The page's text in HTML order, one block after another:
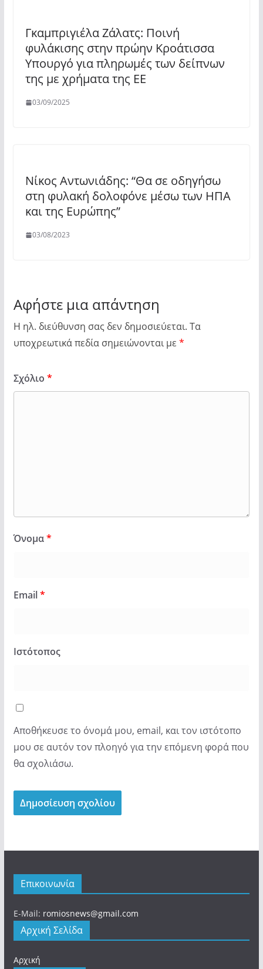
Γκαμπριγιέλα Ζάλατς: Ποινή
φυλάκισης στην πρώην Κροάτισσα
Υπουργό για πληρωμές των δείπνων
της με χρήματα της ΕΕ
03/09/2025
Νίκος Αντωνιάδης: “Θα σε οδηγήσω
στη φυλακή δολοφόνε μέσω των ΗΠΑ
και της Ευρώπης”
03/08/2023
Αφήστε μια απάντηση
Η ηλ. διεύθυνση σας δεν δημοσιεύεται. Τα
υποχρεωτικά πεδία σημειώνονται με *
Σχόλιο *
Όνομα*
Email*
Ιστότοπος
Αποθήκευσε το όνομά μου, email, και τον ιστότοπο
μου σε αυτόν τον πλοηγό για την επόμενη φορά που
θα σχολιάσω.
Επικοινωνία
E-Mail: romiosnews@gmail.com
Αρχική Σελίδα
Αρχική